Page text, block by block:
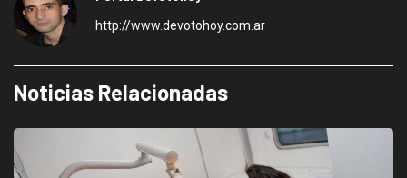
http://www.devotohoy.com.ar
Noticias Relacionadas